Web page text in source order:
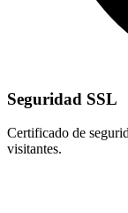
Seguridad SSL
Certificado de
visitantes.